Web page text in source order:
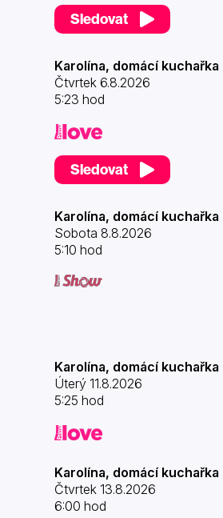
Sledovat
Karolína, domácí kuchařka
Čtvrtek 6.8.2026
5:23 hod
Sledovat
Karolína, domácí kuchařka
Sobota 8.8.2026
5:10 hod
Karolína, domácí kuchařka
Úterý 11.8.2026
5:25 hod
Karolína, domácí kuchařka
Čtvrtek 13.8.2026
6:00 hod